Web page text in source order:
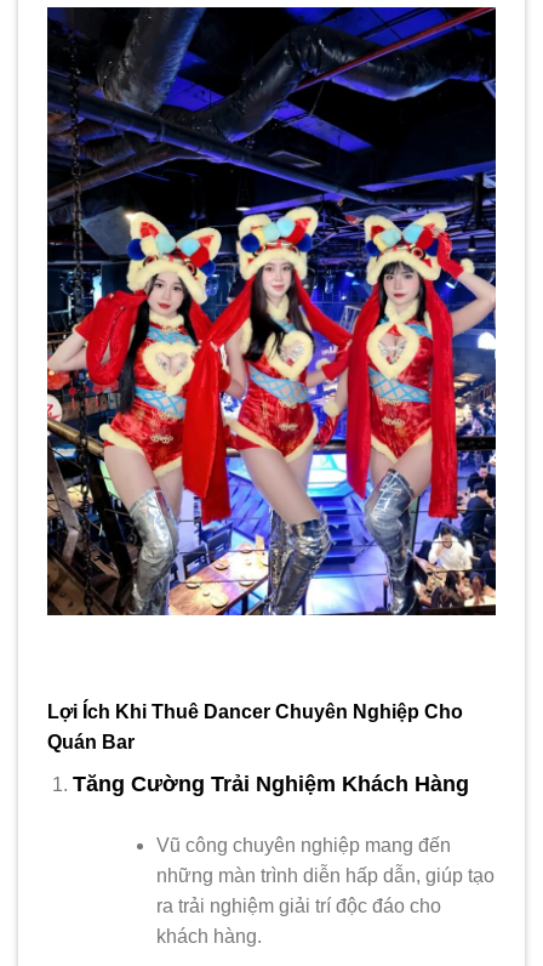
Lợi Ích Khi Thuê Dancer Chuyên Nghiệp Cho
Quán Bar
Tăng Cường Trải Nghiệm Khách Hàng
Vũ công chuyên nghiệp mang đến
những màn trình diễn hấp dẫn, giúp tạo
ra trải nghiệm giải trí độc đáo cho
khách hàng.